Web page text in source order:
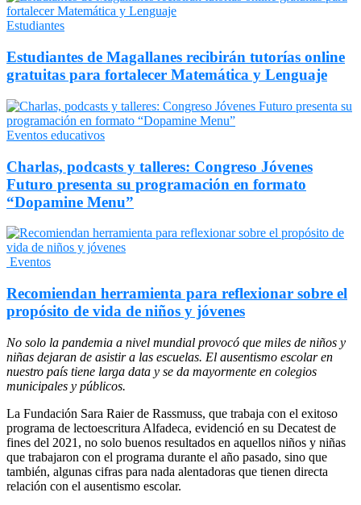
Estudiantes
Estudiantes de Magallanes recibirán tutorías online
gratuitas para fortalecer Matemática y Lenguaje
Eventos educativos
Charlas, podcasts y talleres: Congreso Jóvenes
Futuro presenta su programación en formato
“Dopamine Menu”
Eventos
Recomiendan herramienta para reflexionar sobre el
propósito de vida de niños y jóvenes
No solo la pandemia a nivel mundial provocó que miles de niños y
niñas dejaran de asistir a las escuelas. El ausentismo escolar en
nuestro país tiene larga data y se da mayormente en colegios
municipales y públicos.
La Fundación Sara Raier de Rassmuss, que trabaja con el exitoso
programa de lectoescritura Alfadeca, evidenció en su Decatest de
fines del 2021, no solo buenos resultados en aquellos niños y niñas
que trabajaron con el programa durante el año pasado, sino que
también, algunas cifras para nada alentadoras que tienen directa
relación con el ausentismo escolar.